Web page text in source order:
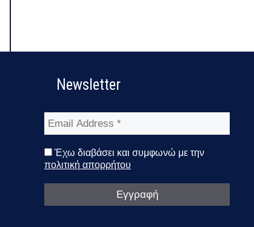
Newsletter
Email
Address
Έχω διαβάσει και συμφωνώ με την
πολιτική απορρήτου